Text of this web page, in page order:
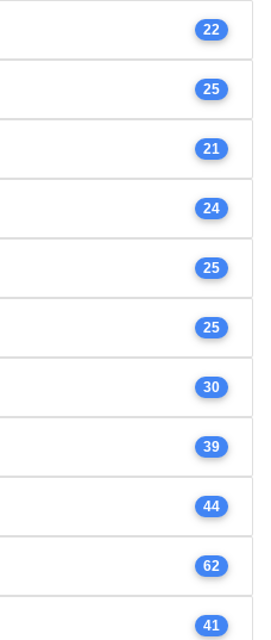
22
25
21
24
25
25
30
39
44
62
41